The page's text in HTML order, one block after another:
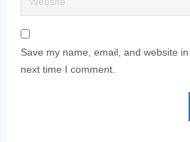
Save my name, email, and website
next time I comment.